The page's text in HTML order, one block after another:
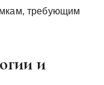
требующим
и